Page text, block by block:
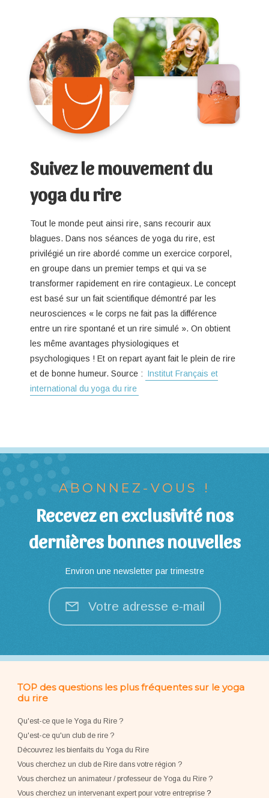
Suivez le mouvement du
yoga du rire
Tout le monde peut ainsi rire, sans recourir aux
blagues. Dans nos séances de yoga du rire, est
privilégié un rire abordé comme un exercice corporel,
en groupe dans un premier temps et qui va se
transformer rapidement en rire contagieux. Le concept
est basé sur un fait scientifique démontré par les
neurosciences « le corps ne fait pas la différence
entre un rire spontané et un rire simulé ». On obtient
les même avantages physiologiques et
psychologiques ! Et on repart ayant fait le plein de rire
et de bonne humeur. Source : Institut Français et
international du yoga du rire
ABONNEZ-VOUS !
Recevez en exclusivité nos
dernières bonnes nouvelles
Environ une newsletter par trimestre
Votre adresse e-mail
TOP des questions les plus fréquentes sur le yoga
du rire
Qu'est-ce que le Yoga du Rire ?
Qu'est-ce qu'un club de rire ?
Découvrez les bienfaits du Yoga du Rire
Vous cherchez un club de Rire dans votre région ?
Vous cherchez un animateur / professeur de Yoga du Rire ?
Vous cherchez un intervenant expert pour votre entreprise?